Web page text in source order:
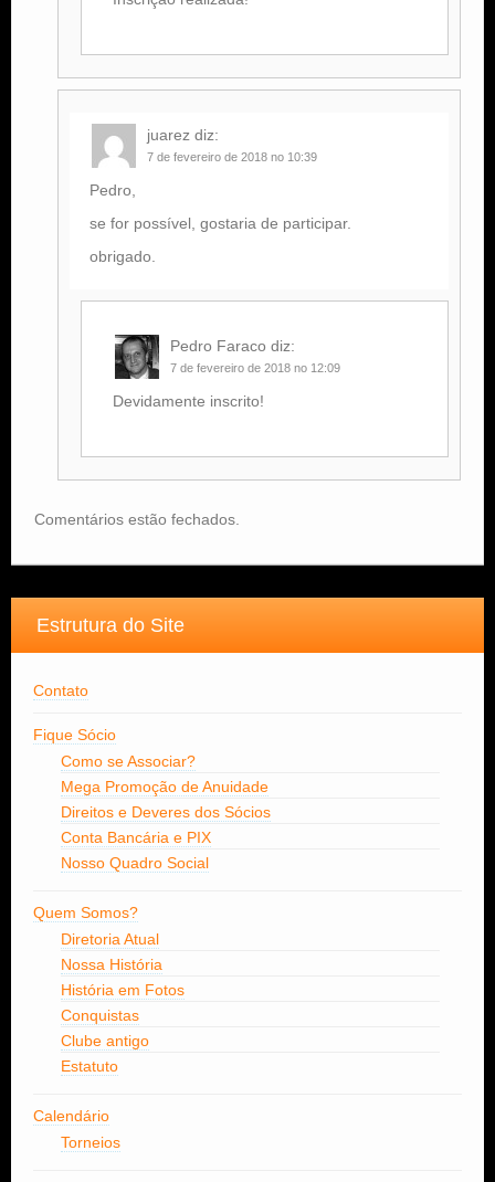
juarez diz:
7 de fevereiro de 2018 no 10:39
Pedro,
se for possível, gostaria de participar.
obrigado.
Pedro Faraco diz:
7 de fevereiro de 2018 no 12:09
Devidamente inscrito!
Comentários estão fechados.
Estrutura do Site
Contato
Fique Sócio
Como se Associar?
Mega Promoção de Anuidade
Direitos e Deveres dos Sócios
Conta Bancária e PIX
Nosso Quadro Social
Quem Somos?
Diretoria Atual
Nossa História
História em Fotos
Conquistas
Clube antigo
Estatuto
Calendário
Torneios